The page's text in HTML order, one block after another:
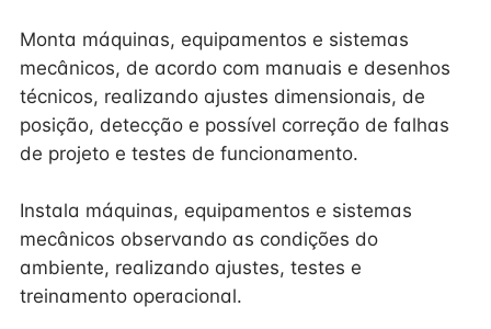
Monta máquinas, equipamentos e sistemas
mecânicos, de acordo com manuais e desenhos
técnicos, realizando ajustes dimensionais, de
posição, detecção e possível correção de falhas
de projeto e testes de funcionamento.
Instala máquinas, equipamentos e sistemas
mecânicos observando as condições do
ambiente, realizando ajustes, testes e
treinamento operacional.